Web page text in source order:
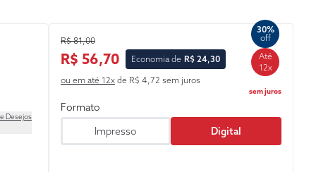
Desejos
R$ 81,00
R$ 56,70 Economia de R$ 24,30
30%
off
Até
12x
sem juros
ou em até 12xde R$ 4,72 sem juros
Formato
Impresso
Digital